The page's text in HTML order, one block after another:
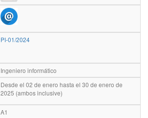
PI-01/2024
Ingeniero informático
Desde el 02 de enero hasta el 30 de enero de
2025 (ambos inclusive)
A1